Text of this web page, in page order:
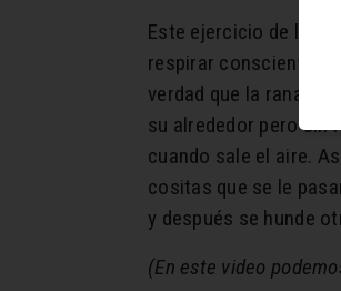
Este ejercicio de la
respirar
verdad que la rana es
su alrededor pero sin
cuando sale el aire.
cositas que se le
y después se hunde
(En este video